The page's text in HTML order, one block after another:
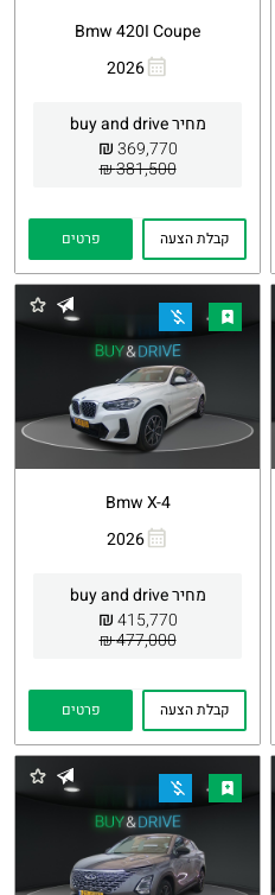
Bmw 420I Coupe
2026
מחיר buy and drive
369,770
₪
381,500 ₪
Whatsapp
קבלת הצעה פרטים
Bmw X-4
2026
מחיר buy and drive
415,770
₪
477,000 ₪
Whatsapp
קבלת הצעה פרטים